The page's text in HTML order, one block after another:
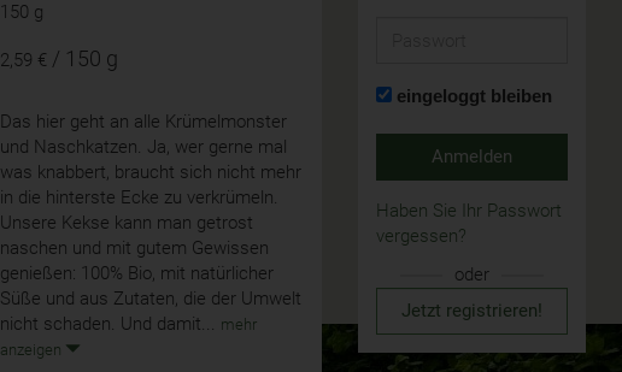
150 g
2,59 € / 150 g
Das hier geht an alle Krümelmonster
und Naschkatzen. Ja, wer gerne mal
was knabbert, braucht sich nicht mehr
in die hinterste Ecke zu verkrümeln.
Unsere Kekse kann man getrost
naschen und mit gutem Gewissen
genießen: 100% Bio, mit natürlicher
Süße und aus Zutaten, die der Umwelt
nicht schaden. Und damit...
mehr
anzeigen
eingeloggt bleiben
Anmelden
Haben Sie Ihr Passwort
vergessen?
oder
Jetzt registrieren!